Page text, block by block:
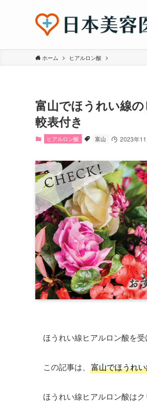
ホーム ヒアルロン酸
富山でほうれい線
較表付き
ヒアルロン酸 富山 2023年
ほうれい線ヒアルロン酸を
この記事は、 富山でほうれ
ほうれい線ヒアルロン酸は